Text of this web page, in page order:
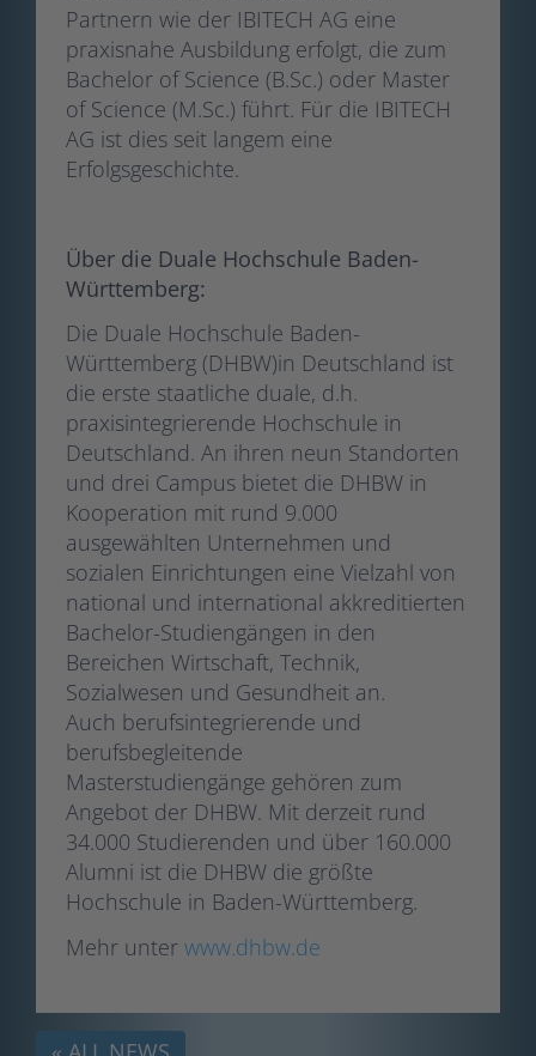
Partnern wie der IBITECH AG eine
praxisnahe Ausbildung erfolgt, die zum
Bachelor of Science (B.Sc.) oder Master
of Science (M.Sc.) führt. Für die IBITECH
AG ist dies seit langem eine
Erfolgsgeschichte.
Über die Duale Hochschule Baden-
Württemberg:
Die Duale Hochschule Baden-
Württemberg (DHBW)in Deutschland ist
die erste staatliche duale, d.h.
praxisintegrierende Hochschule in
Deutschland. An ihren neun Standorten
und drei Campus bietet die DHBW in
Kooperation mit rund 9.000
ausgewählten Unternehmen und
sozialen Einrichtungen eine Vielzahl von
national und international akkreditierten
Bachelor-Studiengängen in den
Bereichen Wirtschaft, Technik,
Sozialwesen und Gesundheit an.
Auch berufsintegrierende und
berufsbegleitende
Masterstudiengänge gehören zum
Angebot der DHBW. Mit derzeit rund
34.000 Studierenden und über 160.000
Alumni ist die DHBW die größte
Hochschule in Baden-Württemberg.
Mehr unter www.dhbw.de